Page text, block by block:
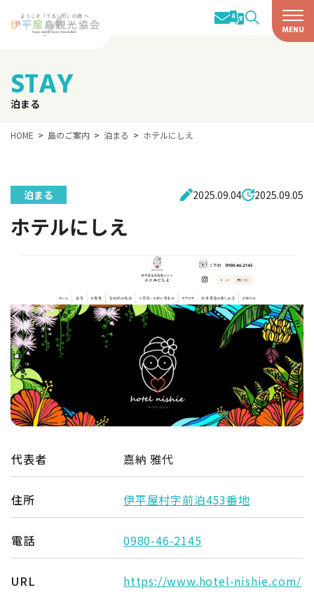
STAY
泊まる
HOME 島のご案内 泊まる ホテルにしえ
泊まる 2025.09.04 2025.09.05
ホテルにしえ
代表者 嘉納 雅代
住所 伊平屋村字前泊453番地
電話 0980-46-2145
URL https://www.hotel-nishie.com/